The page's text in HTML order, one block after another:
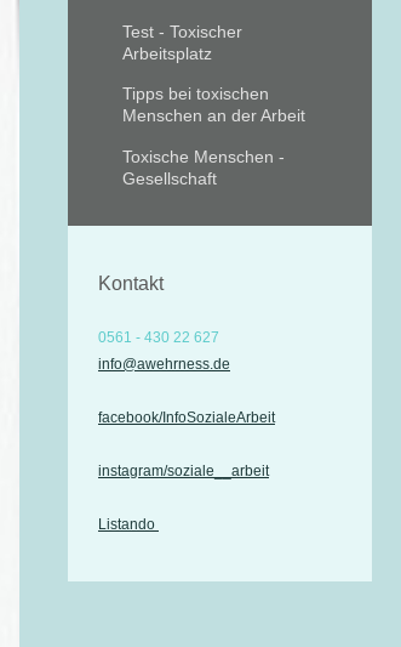
Test - Toxischer
Arbeitsplatz
Tipps bei toxischen
Menschen an der Arbeit
Toxische Menschen -
Gesellschaft
Kontakt
0561 - 430 22 627
info@awehrness.de
facebook/InfoSozialeArbeit
instagram/soziale__arbeit
Listando